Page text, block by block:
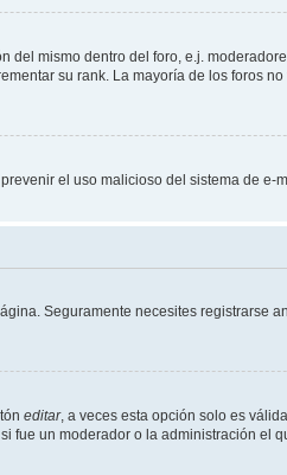
mismo dentro del foro, e.j.
su rank. La mayoría de los foros
el uso malicioso del sistema de e-
Seguramente necesites registrarse
editar, a veces esta opción solo es
un moderador o la administración el